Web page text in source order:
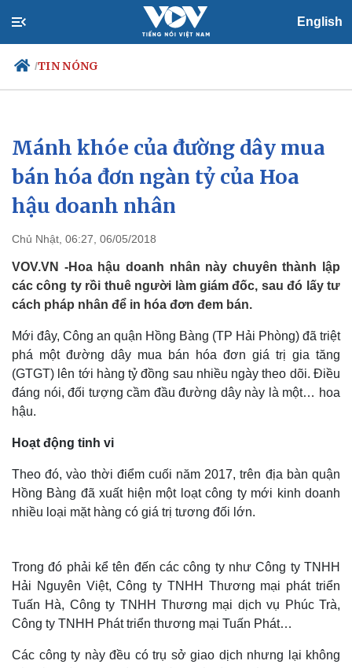
English
/TIN NÓNG
Chính trị
Đảng
Tổ chức nhân sự
Quốc hội
Nhận diện sự thật
Xã hội
Tin 24h
Dự báo thời tiết
Mánh khóe của đường dây mua
bán hóa đơn ngàn tỷ của Hoa
hậu doanh nhân
Chủ Nhật, 06:27, 06/05/2018
VOV.VN -Hoa hậu doanh nhân này chuyên thành lập
các công ty rồi thuê người làm giám đốc, sau đó lấy tư
cách pháp nhân để in hóa đơn đem bán.
Mới đây, Công an quận Hồng Bàng (TP Hải Phòng) đã triệt
phá một đường dây mua bán hóa đơn giá trị gia tăng
(GTGT) lên tới hàng tỷ đồng sau nhiều ngày theo dõi. Điều
đáng nói, đối tượng cầm đầu đường dây này là một… hoa
hậu.
Hoạt động tinh vi
Theo đó, vào thời điểm cuối năm 2017, trên địa bàn quận
Hồng Bàng đã xuất hiện một loạt công ty mới kinh doanh
nhiều loại mặt hàng có giá trị tương đối lớn.
Trong đó phải kể tên đến các công ty như Công ty TNHH
Hải Nguyên Việt, Công ty TNHH Thương mại phát triển
Tuấn Hà, Công ty TNHH Thương mại dịch vụ Phúc Trà,
Công ty TNHH Phát triển thương mại Tuấn Phát…
Các công ty này đều có trụ sở giao dịch nhưng lại không